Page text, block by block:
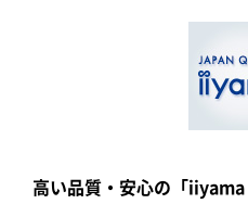
高い品質・安心の「iiyama